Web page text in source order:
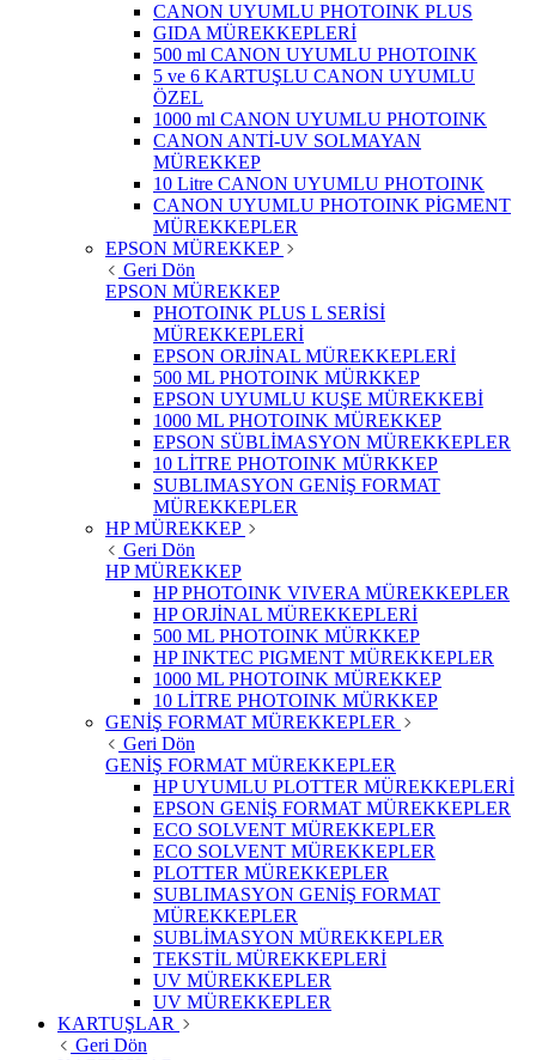
CANON UYUMLU PHOTOINK PLUS
GIDA MÜREKKEPLERİ
500 ml CANON UYUMLU PHOTOINK
5 ve 6 KARTUŞLU CANON UYUMLU
ÖZEL
1000 ml CANON UYUMLU PHOTOINK
CANON ANTİ-UV SOLMAYAN
MÜREKKEP
10 Litre CANON UYUMLU PHOTOINK
CANON UYUMLU PHOTOINK PİGMENT
MÜREKKEPLER
EPSON MÜREKKEP
Geri Dön
EPSON MÜREKKEP
PHOTOINK PLUS L SERİSİ
MÜREKKEPLERİ
EPSON ORJİNAL MÜREKKEPLERİ
500 ML PHOTOINK MÜRKKEP
EPSON UYUMLU KUŞE MÜREKKEBİ
1000 ML PHOTOINK MÜREKKEP
EPSON SÜBLİMASYON MÜREKKEPLER
10 LİTRE PHOTOINK MÜRKKEP
SUBLIMASYON GENİŞ FORMAT
MÜREKKEPLER
HP MÜREKKEP
Geri Dön
HP MÜREKKEP
HP PHOTOINK VIVERA MÜREKKEPLER
HP ORJİNAL MÜREKKEPLERİ
500 ML PHOTOINK MÜRKKEP
HP INKTEC PIGMENT MÜREKKEPLER
1000 ML PHOTOINK MÜREKKEP
10 LİTRE PHOTOINK MÜRKKEP
GENİŞ FORMAT MÜREKKEPLER
Geri Dön
GENİŞ FORMAT MÜREKKEPLER
HP UYUMLU PLOTTER MÜREKKEPLERİ
EPSON GENİŞ FORMAT MÜREKKEPLER
ECO SOLVENT MÜREKKEPLER
ECO SOLVENT MÜREKKEPLER
PLOTTER MÜREKKEPLER
SUBLIMASYON GENİŞ FORMAT
MÜREKKEPLER
SUBLİMASYON MÜREKKEPLER
TEKSTİL MÜREKKEPLERİ
UV MÜREKKEPLER
UV MÜREKKEPLER
KARTUŞLAR
Geri Dön